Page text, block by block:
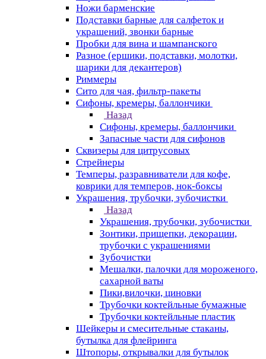
Ножи барменские
Подставки барные для салфеток и
украшений, звонки барные
Пробки для вина и шампанского
Разное (ершики, подставки, молотки,
шарики для декантеров)
Риммеры
Сито для чая, фильтр-пакеты
Сифоны, кремеры, баллончики
Назад
Сифоны, кремеры, баллончики
Запасные части для сифонов
Сквизеры для цитрусовых
Стрейнеры
Темперы, разравниватели для кофе,
коврики для темперов, нок-боксы
Украшения, трубочки, зубочистки
Назад
Украшения, трубочки, зубочистки
Зонтики, прищепки, декорации,
трубочки с украшениями
Зубочистки
Мешалки, палочки для мороженого,
сахарной ваты
Пики,вилочки, циновки
Трубочки коктейльные бумажные
Трубочки коктейльные пластик
Шейкеры и смесительные стаканы,
бутылка для флейринга
Штопоры, открывалки для бутылок